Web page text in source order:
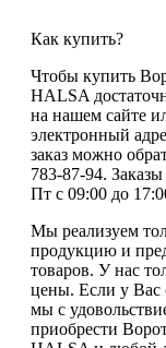
Как купить?
Чтобы купить
HALSA
на нашем сайте
электронный
заказ можно
783-87-94.
Пт с 09:00 до
Мы реализуем
продукцию и
товаров. У нас
цены. Если у Вас
мы с
приобрести